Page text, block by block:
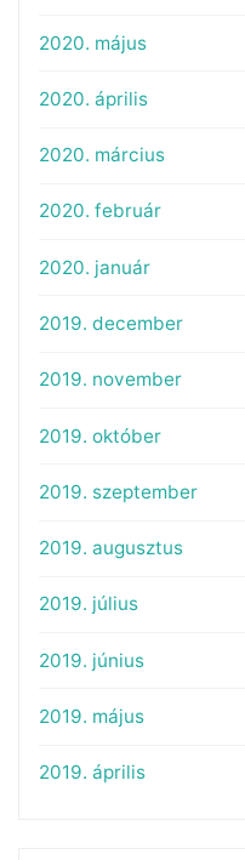
2020. május
2020. április
2020. március
2020. február
2020. január
2019. december
2019. november
2019. október
2019. szeptember
2019. augusztus
2019. július
2019. június
2019. május
2019. április